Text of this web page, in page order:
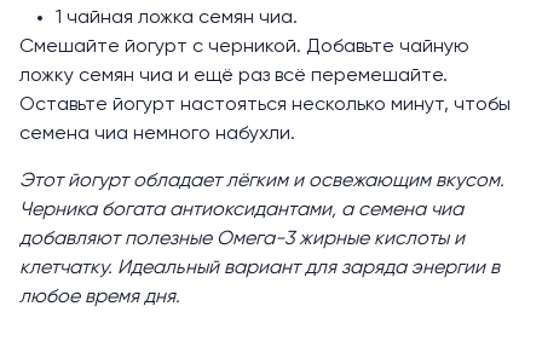
1 чайная ложка семян чиа.
Смешайте йогурт с черникой. Добавьте чайную
ложку семян чиа и ещё раз всё перемешайте.
Оставьте йогурт настояться несколько минут, чтобы
семена чиа немного набухли.
Этот йогурт обладает лёгким и освежающим вкусом.
Черника богата антиоксидантами, а семена чиа
добавляют полезные Омега-3 жирные кислоты и
клетчатку. Идеальный вариант для заряда энергии в
любое время дня.